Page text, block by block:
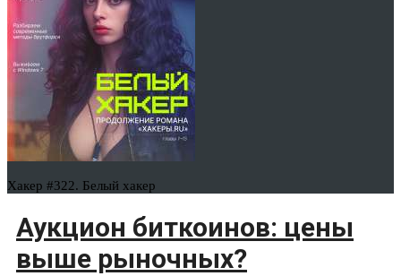
Хакер #322. Белый хакер
Аукцион биткоинов: цены
выше рыночных?